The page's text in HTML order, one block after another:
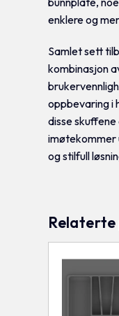
enklere og
Samlet sett
kombinasjon
oppbevaring i
disse
imøtekommer
og stilfull